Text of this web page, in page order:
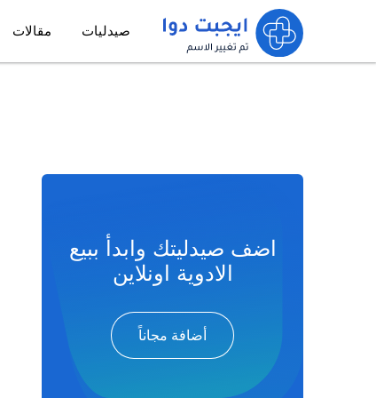
صيدليات مقالات
اضف صيدليتك وابدأ ببيع
الادوية اونلاين
أضافة مجاناً